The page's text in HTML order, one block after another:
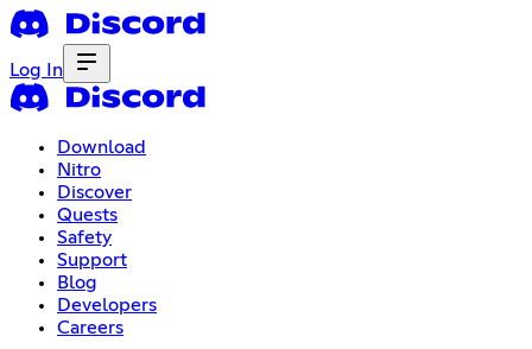
Log In
Download
Nitro
Discover
Quests
Safety
Support
Blog
Developers
Careers